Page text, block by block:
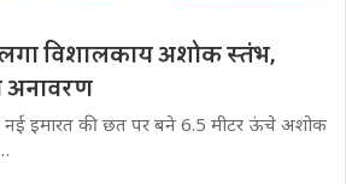
विशालकाय अशोक स्तंभ,
अनावरण
नई इमारत की छत पर बने 6.5 मीटर ऊंचे अशोक